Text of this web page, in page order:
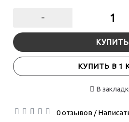
-
КУПИТЬ
КУПИТЬ В 1
В
0 отзывов/